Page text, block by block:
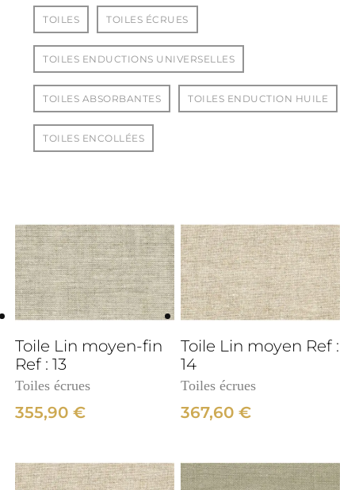
TOILES TOILES ÉCRUES
TOILES ENDUCTIONS UNIVERSELLES
TOILES ABSORBANTES TOILES ENDUCTION HUILE
TOILES ENCOLLÉES
Toile Lin moyen-fin
Ref : 13
Toiles écrues
355,90€
3cm
Toile Lin moyen Ref :
14
Toiles écrues
367,60€